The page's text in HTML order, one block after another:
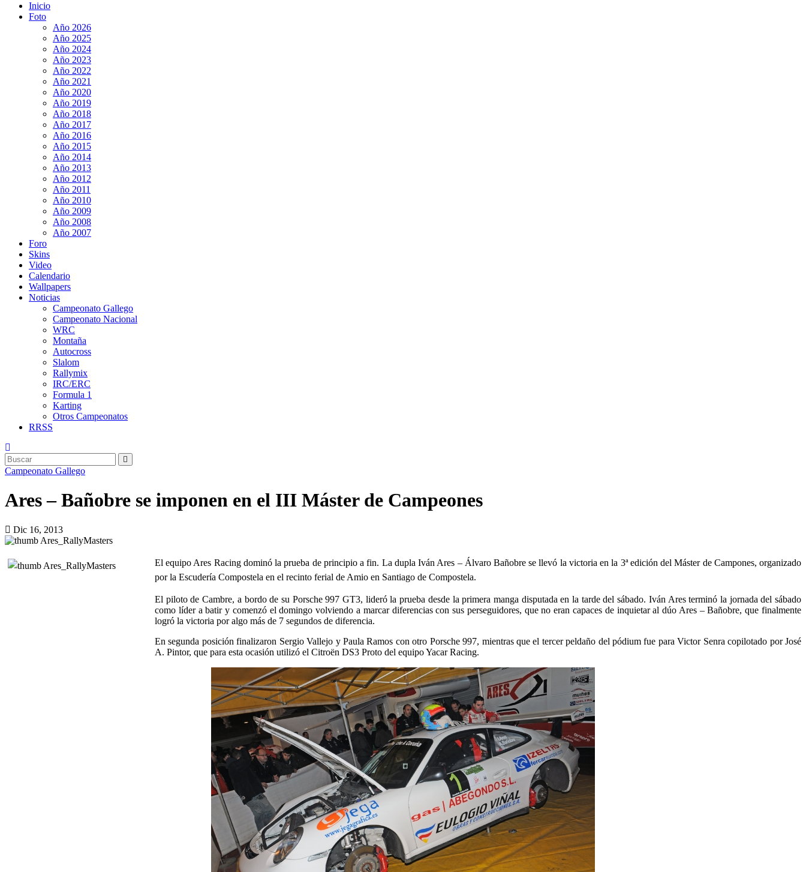
Inicio
Foto
Año 2026
Año 2025
Año 2024
Año 2023
Año 2022
Año 2021
Año 2020
Año 2019
Año 2018
Año 2017
Año 2016
Año 2015
Año 2014
Año 2013
Año 2012
Año 2011
Año 2010
Año 2009
Año 2008
Año 2007
Foro
Skins
Video
Calendario
Wallpapers
Noticias
Campeonato Gallego
Campeonato Nacional
WRC
Montaña
Autocross
Slalom
Rallymix
IRC/ERC
Formula 1
Karting
Otros Campeonatos
RRSS
Campeonato Gallego
Ares – Bañobre se imponen en el III Máster de Campeones
Dic 16, 2013
El equipo Ares Racing dominó la prueba de principio a fin. La dupla Iván Ares – Álvaro Bañobre se llevó la victoria en la 3ª edición del Máster de Campones, organizado
por la Escudería Compostela en el recinto ferial de Amio en Santiago de Compostela.
El piloto de Cambre, a bordo de su Porsche 997 GT3, lideró la prueba desde la primera manga disputada en la tarde del sábado. Iván Ares terminó la jornada del sábado
como líder a batir y comenzó el domingo volviendo a marcar diferencias con sus perseguidores, que no eran capaces de inquietar al dúo Ares – Bañobre, que finalmente
logró la victoria por algo más de 7 segundos de diferencia.
En segunda posición finalizaron Sergio Vallejo y Paula Ramos con otro Porsche 997, mientras que el tercer peldaño del pódium fue para Victor Senra copilotado por José
A. Pintor, que para esta ocasión utilizó el Citroën DS3 Proto del equipo Yacar Racing.